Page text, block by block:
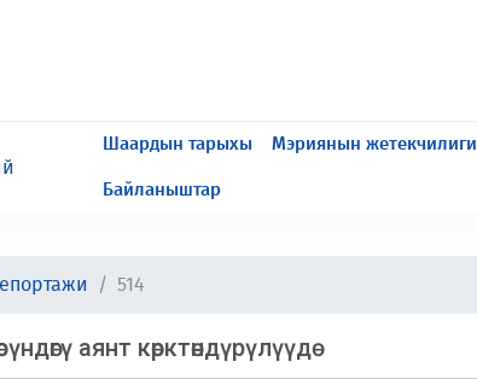
Шаардын тарыхы Мэриянын жетекчилиги
Байланыштар
514
аянт көрктөндүрүлүүдө